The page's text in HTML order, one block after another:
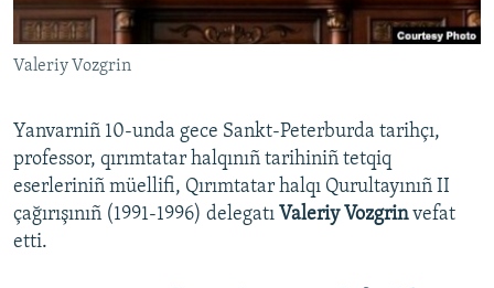
Русский
Українською
RFE/RS bütün saytları
Valeriy Vozgrin
Yanvarniñ 10-unda gece Sankt-Peterburda tarihçı,
professor, qırımtatar halqınıñ tarihiniñ tetqiq
eserleriniñ müellifi, Qırımtatar halqı Qurultayınıñ II
çağırışınıñ (1991-1996) delegatı Valeriy Vozgrinvefat
etti.